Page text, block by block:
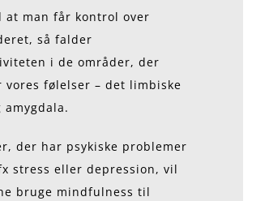
at man får kontrol over
så falder
i de områder, der
vores følelser – det limbiske
amygdala.
der har psykiske problemer
stress eller depression, vil
bruge mindfulness til